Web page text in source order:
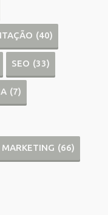
(40)
SEO (33)
(7)
(66)